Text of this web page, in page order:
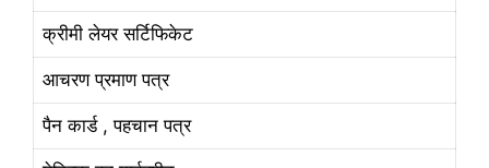
क्रीमी लेयर सर्टिफिकेट
आचरण प्रमाण पत्र
पैन कार्ड , पहचान पत्र